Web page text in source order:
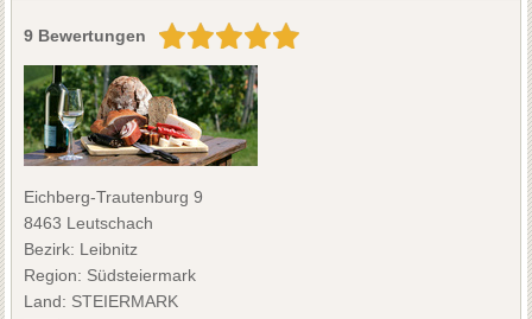
9 Bewertungen
Eichberg-Trautenburg 9
8463 Leutschach
Bezirk: Leibnitz
Region: Südsteiermark
Land: STEIERMARK